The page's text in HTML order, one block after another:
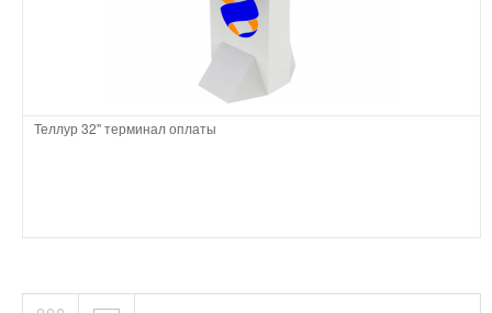
Теллур 32'' терминал оплаты